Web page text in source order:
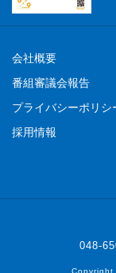
会社概要
番組審議会報告
プライバシーポリシ
採用情報
048-
Copyright